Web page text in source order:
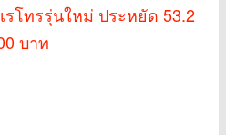
รโทรรุ่นใหม่ ประหยัด 53.2
บาท